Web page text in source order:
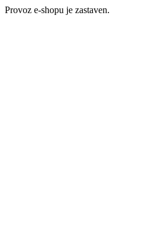
Provoz e-shopu je zastaven.